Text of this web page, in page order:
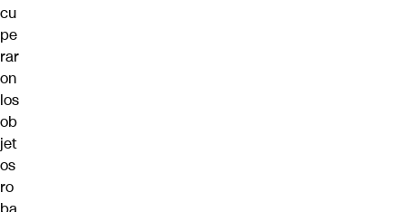
cu
pe
rar
on
los
ob
jet
os
ro